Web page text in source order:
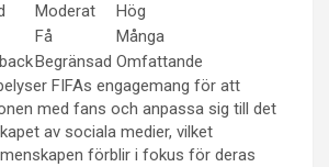
Moderat
Hög
Få
Många
Begränsad Omfattande
FIFAs engagemang för att
med fans och anpassa sig till det
av sociala medier, vilket
förblir i fokus för deras